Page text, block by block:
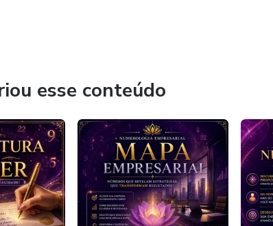
acolhedora e responsável.
vive,
esse conteúdo